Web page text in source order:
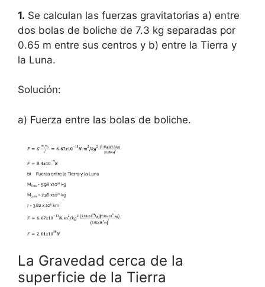
1. Se calculan las fuerzas gravitatorias a) entre
dos bolas de boliche de 7.3 kg separadas por
0.65 m entre sus centros y b) entre la Tierra y
la Luna.
Solución:
a) Fuerza entre las bolas de boliche.
La Gravedad cerca de la
superficie de la Tierra